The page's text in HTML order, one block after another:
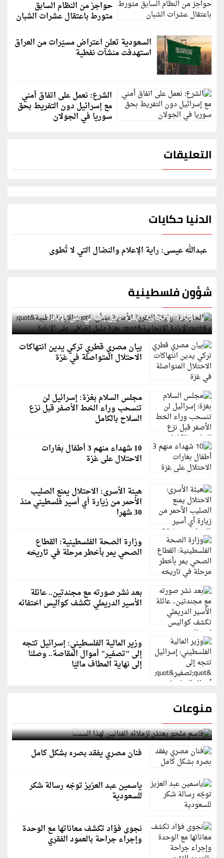
حواجز من النظام السابق
متورط باعتقال عشرات الشبان
السعودية تعلن اعتراض مسيّرات من العراق
استهدفت منشآت نفطية
الشرع: نعمل على اتفاق أمني
مع إسرائيل دون التفريط بحق
سوريا في الجولان
التعليقات
الدنيا حكايات
عبدالله عيسى: راية الإعلام والنضال التي لا تُطوى
شؤون فلسطينية
الخارجية: وثيقة المقررة الأممية بشأن "الإبادة الطبية"
و"الإبادة الإنجابية" بغزة دليل إضافي على الإبادة
بيان مصري قطري تركي يدين انتهاكات
الاحتلال المتواصلة في غزة
مجلس السلام بغزة: إسرائيل لن
تنسحب وراء الخط الأصفر قبل نزع
السلاح بالكامل
10 شهداء منهم 3 أطفال بغارات
الاحتلال على غزة
هيئة الأسرى: الاحتلال يمنع الصليب
الأحمر من زيارة أي أسير فلسطيني منذ
30 شهرا
وزارة الصحة الفلسطينية: القطاع
الصحي يمر بأخطر مرحلة في تاريخه
بعد نشر صورته مع مجندتين.. عائلة
الأسير الدريملي تكشف كواليس اختفائه
وزير المالية الفلسطيني: إسرائيل تتجه
إلى "تصفير" أموال المقاصة.. وصلنا
إلى نهاية المطاف ماليًا
منوعات
قاسم ملحو يعتذر لزملائه الفنانين لهذا السبب
فنان مصري يفقد بصره بشكل كامل
ياسمين عبد العزيز توجّه رسالة شكر
للسعودية
نجوى فؤاد تكشف معاناتها مع الوحدة
وإجراء جراحة بالعمود الفقري